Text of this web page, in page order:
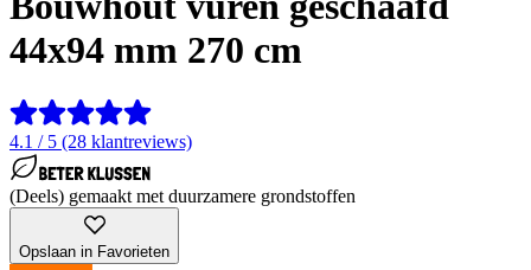
44x94 mm 270 cm
4.1 / 5 (28 klantreviews)
(Deels) gemaakt met duurzamere grondstoffen
Opslaan in Favorieten